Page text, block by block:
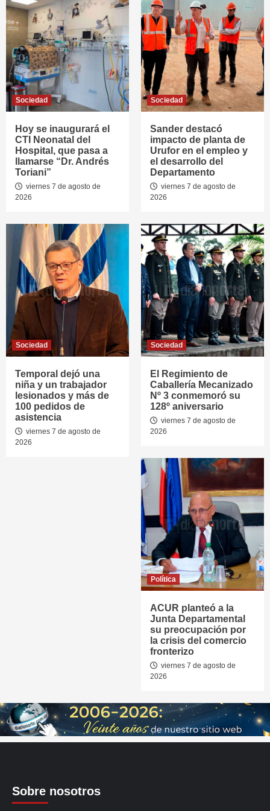
Sociedad
Hoy se inaugurará el
CTI Neonatal del
Hospital, que pasa a
llamarse “Dr. Andrés
Toriani”
viernes 7 de agosto de
2026
Sociedad
Sander destacó
impacto de planta de
Urufor en el empleo y
el desarrollo del
Departamento
viernes 7 de agosto de
2026
Sociedad
Temporal dejó una
niña y un trabajador
lesionados y más de
100 pedidos de
asistencia
viernes 7 de agosto de
2026
Sociedad
El Regimiento de
Caballería Mecanizado
Nº 3 conmemoró su
128º aniversario
viernes 7 de agosto de
2026
Política
ACUR planteó a la
Junta Departamental
su preocupación por
la crisis del comercio
fronterizo
viernes 7 de agosto de
2026
Sobre nosotros